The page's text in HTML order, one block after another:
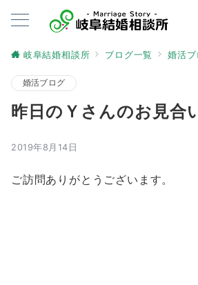
岐阜結婚相談所 ブログ一覧 婚活ブ
婚活ブログ
昨日のＹさんのお見合
2019年8月14日
ご訪問ありがとうございます。